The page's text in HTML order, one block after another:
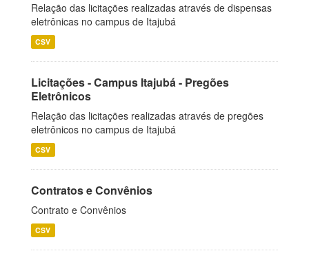
Relação das licitações realizadas através de dispensas
eletrônicas no campus de Itajubá
CSV
Licitações - Campus Itajubá - Pregões
Eletrônicos
Relação das licitações realizadas através de pregões
eletrônicos no campus de Itajubá
CSV
Contratos e Convênios
Contrato e Convênios
CSV